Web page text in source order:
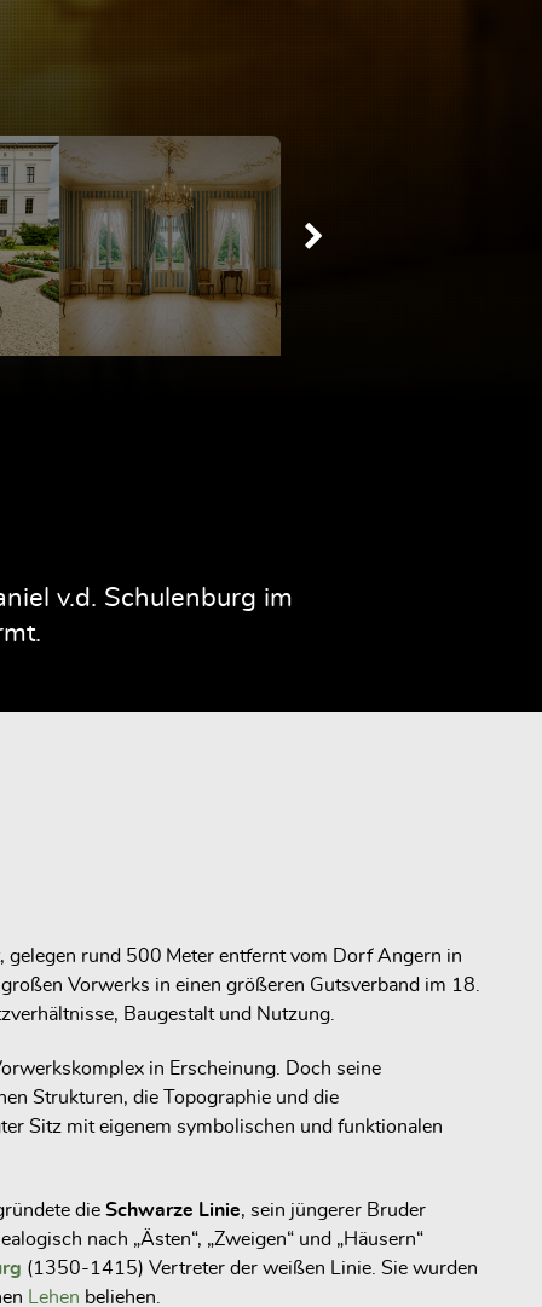
v.d. Schulenburg im
gelegen rund 500 Meter entfernt vom Dorf Angern in
Vorwerks in einen größeren Gutsverband im 18.
Baugestalt und Nutzung.
in Erscheinung. Doch seine
Strukturen, die Topographie und die
Sitz mit eigenem symbolischen und funktionalen
die Schwarze Linie, sein jüngerer Bruder
nach „Ästen“, „Zweigen“ und „Häusern“
(1350-1415) Vertreter der weißen Linie. Sie wurden
Lehen beliehen.